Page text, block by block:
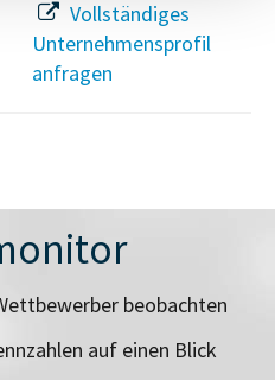
Vollständiges
Unternehmensprofil
anfragen
beobachten
auf einen Blick